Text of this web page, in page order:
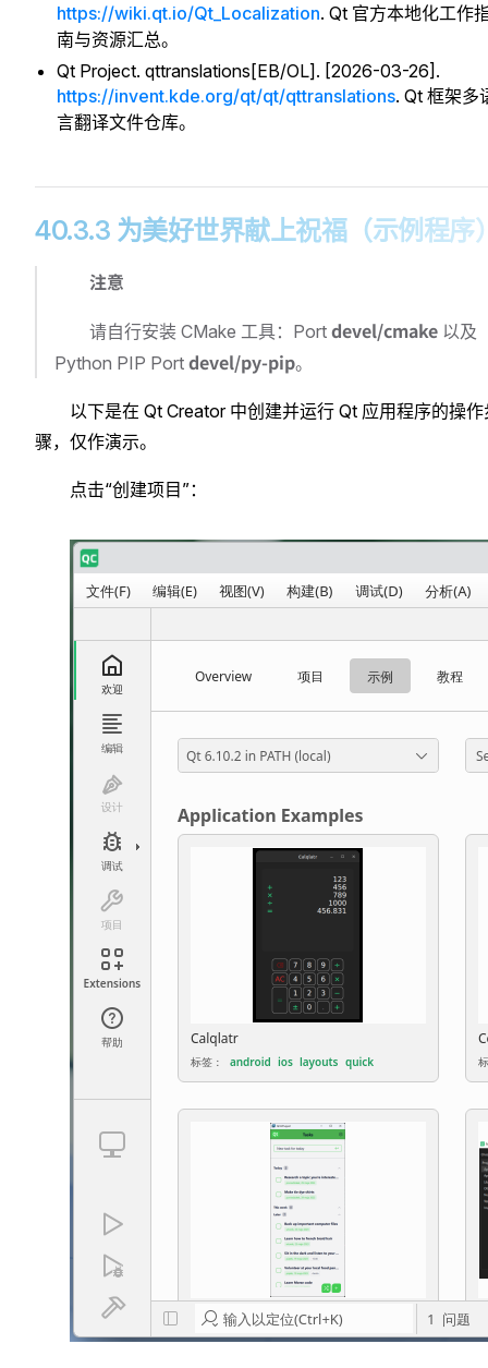
https://wiki.qt.io/Qt_Localization. Qt 官方本地化工作
南与资源汇总。
Qt Project. qttranslations[EB/OL]. [2026-03-26].
https://invent.kde.org/qt/qt/qttranslations. Qt 框架多
言翻译文件仓库。
40.3.3 为美好世界献上祝福（示例程序
注意
请自行安装 CMake 工具：Port devel/cmake 以及
Python PIP Port devel/py-pip。
以下是在 Qt Creator 中创建并运行 Qt 应用程序的操作
骤，仅作演示。
点击“创建项目”：